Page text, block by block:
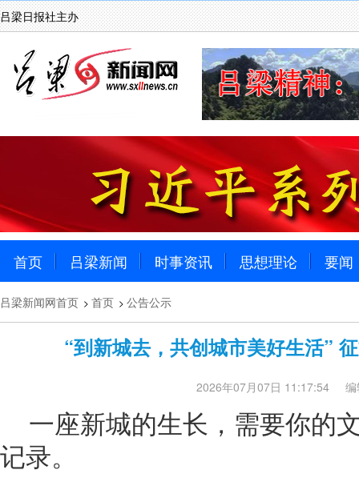
吕梁日报社主办
首页 吕梁新闻 时事资讯 思想理论 要闻
吕梁新闻网首页 > 首页 > 公告公示
“到新城去，共创城市美好生活”
2026年07月07日 11:17:54
一座新城的生长，需要你的
记录。